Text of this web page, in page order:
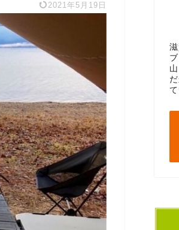
2021年5月19日